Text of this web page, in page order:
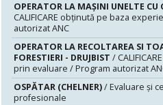
OPERATOR LA MAŞINI UNELTE
CALIFICARE obținută pe baza
autorizat ANC
OPERATOR LA RECOLTAREA SI
FORESTIERI - DRUJBIST /
prin evaluare / Program autorizat
OSPĂTAR (CHELNER)/ Evaluare şi
profesionale